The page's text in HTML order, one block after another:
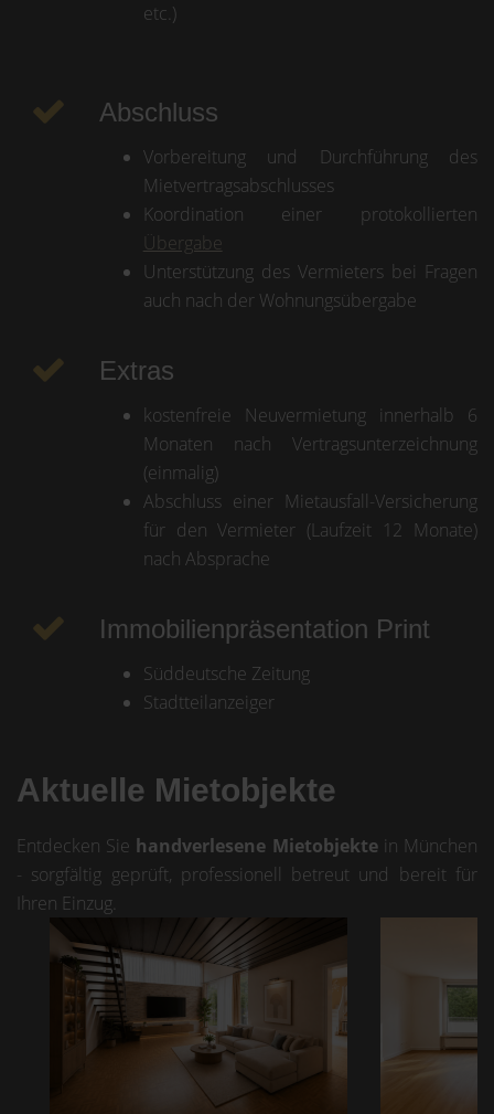
etc.)
Abschluss
Vorbereitung und Durchführung des
Mietvertragsabschlusses
Koordination einer protokollierten
Übergabe
Unterstützung des Vermieters bei Fragen
auch nach der Wohnungsübergabe
Extras
kostenfreie Neuvermietung innerhalb 6
Monaten nach Vertragsunterzeichnung
(einmalig)
Abschluss einer Mietausfall-Versicherung
für den Vermieter (Laufzeit 12 Monate)
nach Absprache
Immobilienpräsentation Print
Süddeutsche Zeitung
Stadtteilanzeiger
Aktuelle Mietobjekte
Entdecken Sie handverlesene Mietobjektein München
- sorgfältig geprüft, professionell betreut und bereit für
Ihren Einzug.